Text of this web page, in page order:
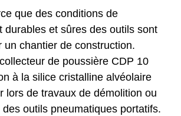
que des conditions de
durables et sûres des outils sont
un chantier de construction.
de poussière CDP 10
à la silice cristalline alvéolaire
lors de travaux de démolition ou
outils pneumatiques portatifs.